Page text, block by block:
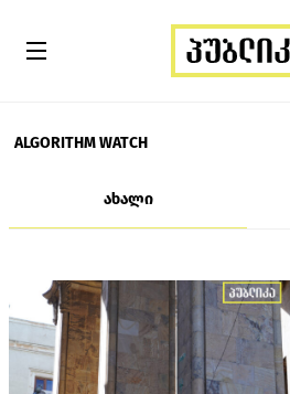
ALGORITHM WATCH
ახალი